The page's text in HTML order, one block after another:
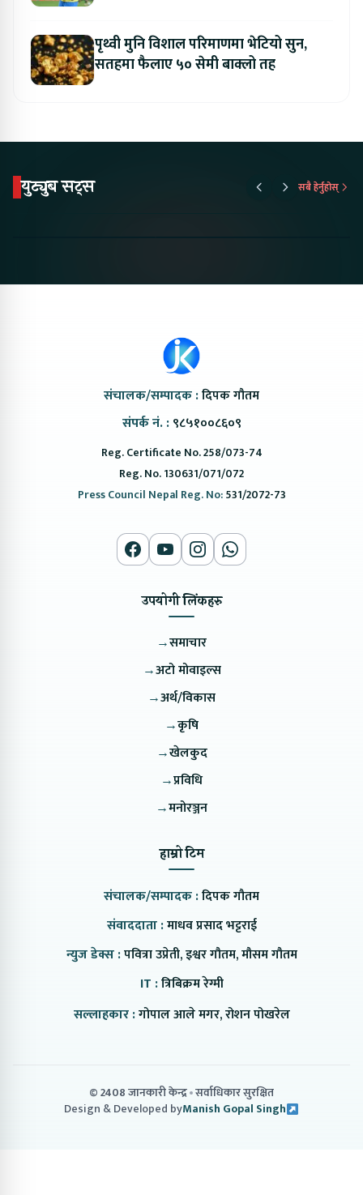
पृथ्वी मुनि विशाल परिमाणमा भेटियो सुन,
सतहमा फैलाए ५० सेमी बाक्लो तह
युट्युब सट्स सबै हेर्नुहोस्
संचालक/सम्पादक :दिपक गौतम
संपर्क नं. : ९८५१००८६०९
Reg. Certificate No. 258/073-74
Reg. No. 130631/071/072
Press Council Nepal Reg. No:531/2072-73
उपयोगी लिंकहरु
→समाचार
→अटो मोवाइल्स
→अर्थ/विकास
→कृषि
→खेलकुद
→प्रविधि
→मनोरञ्जन
हाम्रो टिम
संचालक/सम्पादक :दिपक गौतम
संवाददाता :माधव प्रसाद भट्टराई
न्युज डेक्स :पवित्रा उप्रेती, इश्वर गौतम, मौसम गौतम
IT :त्रिबिक्रम रेग्मी
सल्लाहकार :गोपाल आले मगर, रोशन पोखरेल
© 2408 जानकारी केन्द्र सर्वाधिकार सुरक्षित
Design & Developed byManish Gopal Singh